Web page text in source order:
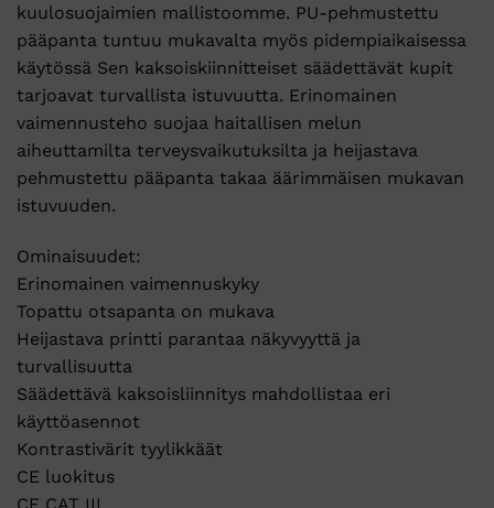
kuulosuojaimien mallistoomme. PU-pehmustettu
pääpanta tuntuu mukavalta myös pidempiaikaisessa
käytössä Sen kaksoiskiinnitteiset säädettävät kupit
tarjoavat turvallista istuvuutta. Erinomainen
vaimennusteho suojaa haitallisen melun
aiheuttamilta terveysvaikutuksilta ja heijastava
pehmustettu pääpanta takaa äärimmäisen mukavan
istuvuuden.
Ominaisuudet:
Erinomainen vaimennuskyky
Topattu otsapanta on mukava
Heijastava printti parantaa näkyvyyttä ja
turvallisuutta
Säädettävä kaksoisliinnitys mahdollistaa eri
käyttöasennot
Kontrastivärit tyylikkäät
CE luokitus